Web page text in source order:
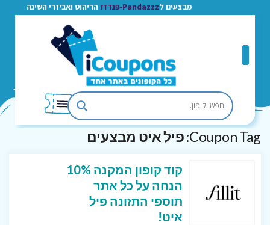
מבצעים לPandazzz-פנדזז הריהוט ואביזרי השינה
Coupon Tag: פיל איט מבצעים
קוד קופון המקנה 10%
הנחה על כל אתר
תוספי התזונה פיל
איט!